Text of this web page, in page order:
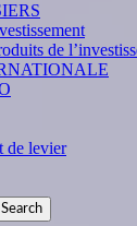
de
de levier